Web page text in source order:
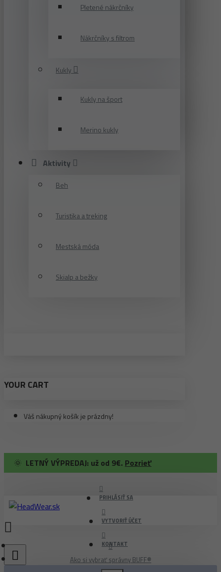
Pletené nákrčníky
Nákrčníky s filtrom
Kukly
Kukly na šport
Merino kukly
Aktivity
Beh
Turistika a treking
Mestská móda
Skialp a bežky
YOUR CART
Váš nákupný košík je prázdny!
🌞 LETNÝ VÝPREDAJ: už od 9€. Pozrieť
PRIHLÁSIŤ SA
VYTVORIŤ ÚČET
KONTAKT
Ako si vybrať správny BUFF®